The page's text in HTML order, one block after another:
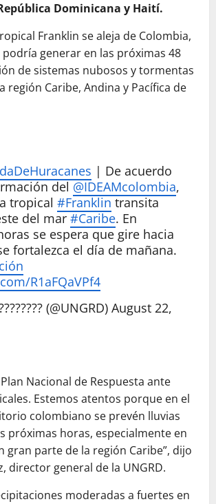
Dominicana y Haití.
Franklin se aleja de Colombia,
generar en las próximas 48
de sistemas nubosos y tormentas
región Caribe, Andina y Pacífica de
| De acuerdo
del @IDEAMcolombia,
tropical #Franklin transita
del mar #Caribe. En
se espera que gire hacia
fortalezca el día de mañana.
R1aFQaVPf4
(@UNGRD) August 22,
Nacional de Respuesta ante
Estemos atentos porque en el
colombiano se prevén lluvias
próximas horas, especialmente en
gran parte de la región Caribe”, dijo
director general de la UNGRD.
moderadas a fuertes en